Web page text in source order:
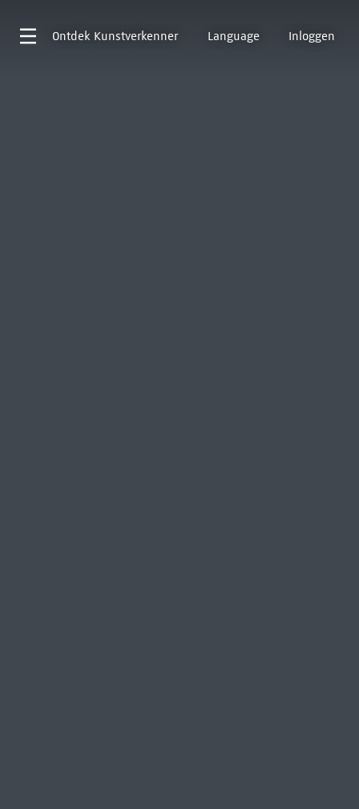
Ontdek Kunstverkenner Language Inloggen